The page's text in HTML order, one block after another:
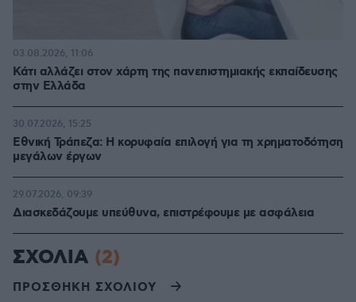
Κάτι αλλάζει στον χάρτη της πανεπιστημιακής εκπαίδευσης
στην Ελλάδα
03.08.2026, 11:06
Εθνική Τράπεζα: Η κορυφαία επιλογή για τη χρηματοδότηση
μεγάλων έργων
30.07.2026, 15:25
Διασκεδάζουμε υπεύθυνα, επιστρέφουμε με ασφάλεια
29.07.2026, 09:39
ΣΧΟΛΙΑ (2)
ΠΡΟΣΘΗΚΗ ΣΧΟΛΙΟΥ